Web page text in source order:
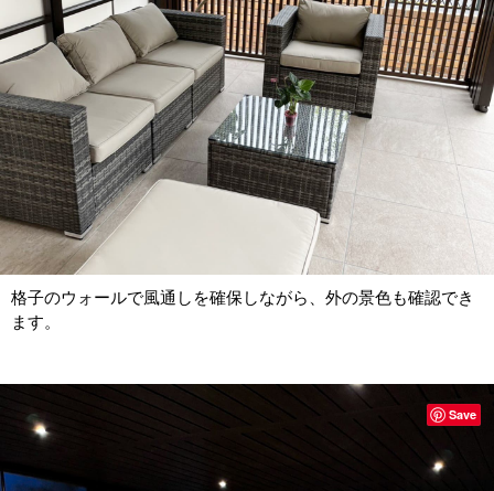
格子のウォールで風通しを確保しながら、外の景色も確認でき
ます。
Save